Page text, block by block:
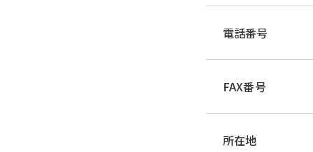
電話番号
FAX番号
所在地